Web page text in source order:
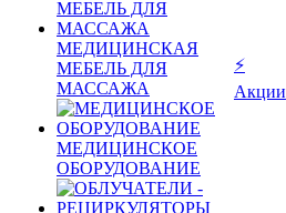
МЕДИЦИНСКАЯ
МЕБЕЛЬ ДЛЯ
МАССАЖА
МЕДИЦИНСКОЕ
ОБОРУДОВАНИЕ
⚡
Акции